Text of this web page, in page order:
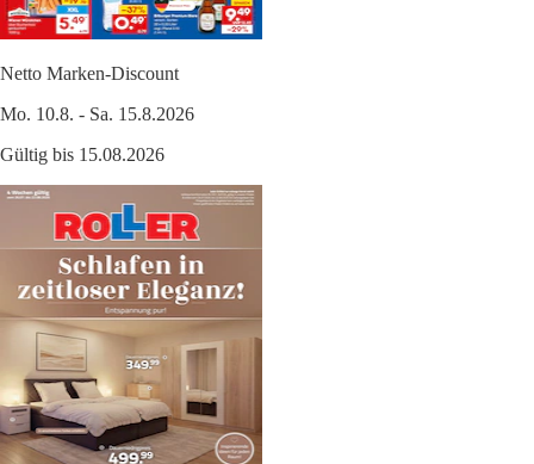
Netto Marken-Discount
Mo. 10.8. - Sa. 15.8.2026
Gültig bis 15.08.2026